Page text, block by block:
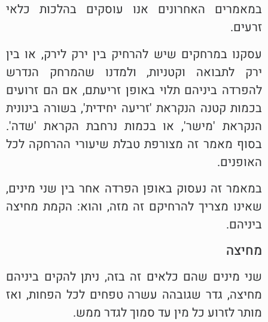
במאמרים האחרונים אנו עוסקים בהלכות כלאי
זרעים.
עסקנו במרחקים שיש להרחיק בין ירק לירק, או בין
ירק לתבואה וקטניות, ולמדנו שהמרחק הנדרש
להפרדה ביניהם תלוי באופן זריעתם, אם הם זרועים
בכמות קטנה הנקראת 'זריעה יחידית', בשורה בינונית
הנקראת 'מישר', או בכמות נרחבת הקראת 'שדה'.
בסוף מאמר זה מצורפת טבלת שיעורי ההרחקה לכל
האופנים.
במאמר זה נעסוק באופן הפרדה אחר בין שני מינים,
שאינו מצריך להרחיקם זה מזה, והוא: הקמת מחיצה
ביניהם.
מחיצה
שני מינים שהם כלאים זה בזה, ניתן להקים ביניהם
מחיצה, גדר שגובהה עשרה טפחים לכל הפחות, ואז
מותר לזרוע כל מין עד סמוך לגדר ממש.